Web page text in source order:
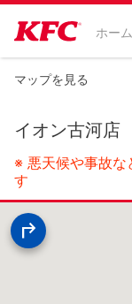
ホー
マップを見る
イオン古河店
※ 悪天候や事故な
す